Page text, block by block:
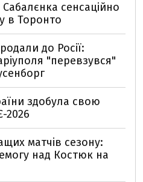
сенсаційно
в Торонто
до Росії:
"перевзувся"
здобула свою
2026
матчів сезону:
над Костюк на